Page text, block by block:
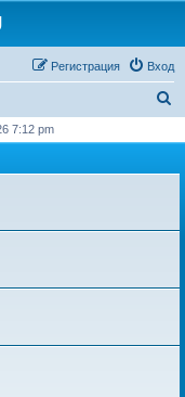
Вход
Регистрация
с
7:12 pm